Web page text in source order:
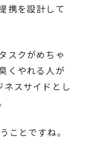
携を設計して
スクがめちゃ
くやれる人が
ネスサイドとし
ことですね。